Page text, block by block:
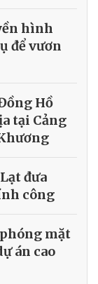
hình
để vươn
Hồ
tại Cảng
đưa
công
mặt
án cao